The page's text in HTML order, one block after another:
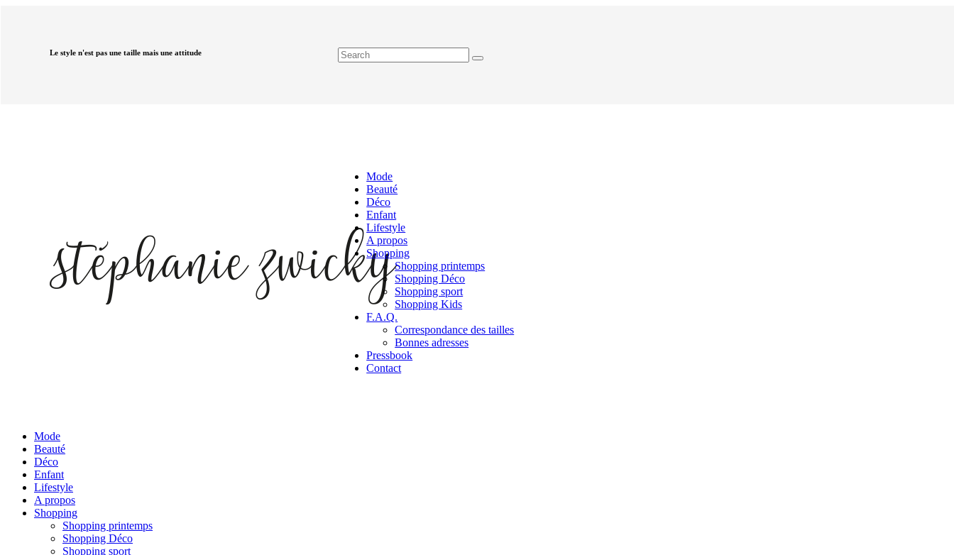
Le style n'est pas une taille mais une attitude
Mode
Beauté
Déco
Enfant
Lifestyle
A propos
Shopping
Shopping printemps
Shopping Déco
Shopping sport
Shopping Kids
F.A.Q.
Correspondance des tailles
Bonnes adresses
Pressbook
Contact
Mode
Beauté
Déco
Enfant
Lifestyle
A propos
Shopping
Shopping printemps
Shopping Déco
Shopping sport